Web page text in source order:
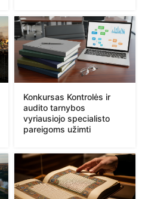
Konkursas Kontrolės ir
audito tarnybos
vyriausiojo specialisto
pareigoms užimti